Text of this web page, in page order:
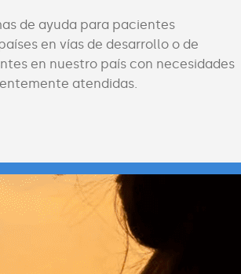
de ayuda para pacientes
en vías de desarrollo o de
en nuestro país con necesidades
atendidas.